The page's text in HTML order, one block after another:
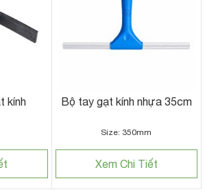
kính Bộ tay gạt kính nhựa 35cm
Size: 350mm
Xem Chi Tiết